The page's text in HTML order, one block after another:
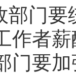
部门
作者
门要